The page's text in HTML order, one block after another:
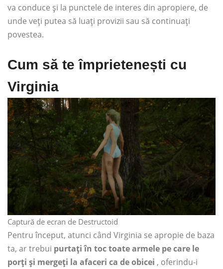
va conduce și la punctele de interes din apropiere, de
unde veți putea să luați provizii sau să continuați
povestea.
Cum să te împrietenești cu
Virginia
Captură de ecran de Destructoid
Pentru început, atunci când Virginia se apropie de baza
ta, ar trebui purtați în toc toate armele pe care le
porți și mergeți la afaceri ca de obicei , oferindu-i